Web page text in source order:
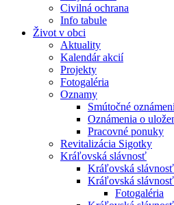
Civilná ochrana
Info tabule
Život v obci
Aktuality
Kalendár akcií
Projekty
Fotogaléria
Oznamy
Smútočné
Oznámenia o
Pracovné ponuky
Revitalizácia Sigotky
Kráľovská slávnosť
Kráľovská
Kráľovská
Fotogaléria